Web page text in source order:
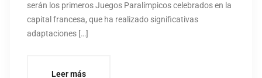
serán los primeros Juegos Paralímpicos celebrados en la
capital francesa, que ha realizado significativas
adaptaciones […]
Leer más